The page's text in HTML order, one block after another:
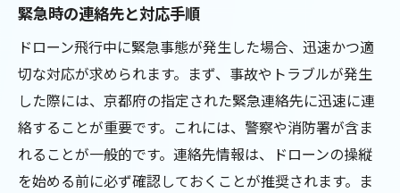
緊急時の連絡先と対応手順
ドローン飛行中に緊急事態が発生した場合、迅速かつ適
切な対応が求められます。まず、事故やトラブルが発生
した際には、京都府の指定された緊急連絡先に迅速に連
絡することが重要です。これには、警察や消防署が含ま
れることが一般的です。連絡先情報は、ドローンの操縦
を始める前に必ず確認しておくことが推奨されます。ま